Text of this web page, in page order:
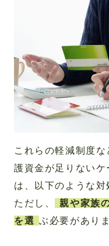
これらの軽減制度
護資金が足りない
は、以下のような対
ただし、
親や家族
を選
ぶ必要があり